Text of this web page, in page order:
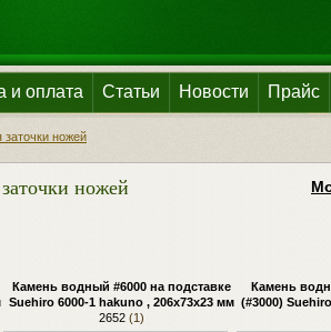
и оплата Статьи Новости Прайс
ножей
ножей
Камень водный #6000 на подставке
Suehiro 6000-1 hakuno , 206x73x23 мм
2652(1)
Камень
(#3000)